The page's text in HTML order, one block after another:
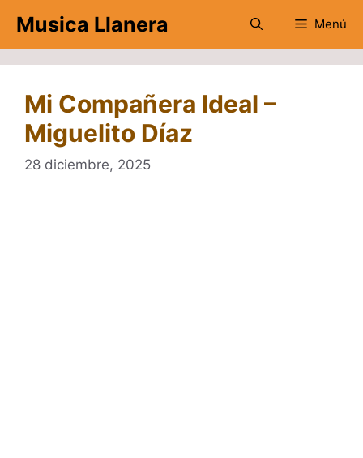
contenido
Musica Llanera Menú
Mi Compañera Ideal –
Miguelito Díaz
28 diciembre, 2025